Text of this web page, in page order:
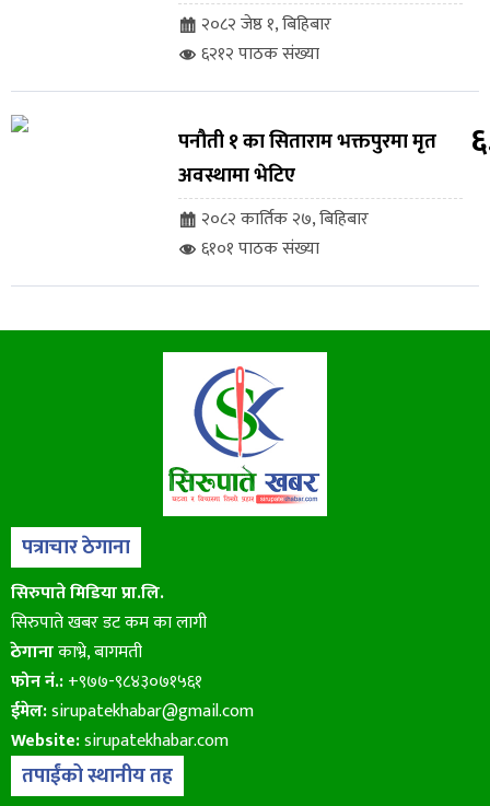
२०८२ जेष्ठ १, बिहिबार
६२१२ पाठक संख्या
पनौती १ का सिताराम भक्तपुरमा मृत
अवस्थामा भेटिए
२०८२ कार्तिक २७, बिहिबार
६१०१ पाठक संख्या
पत्राचार ठेगाना
सिरुपाते मिडिया प्रा.लि.
सिरुपाते खबर डट कम का लागी
ठेगानाकाभ्रे, बागमती
फोन नं.:+९७७-९८४३०७१५६१
ईमेल:sirupatekhabar@gmail.com
Website:sirupatekhabar.com
तपाईंको स्थानीय तह